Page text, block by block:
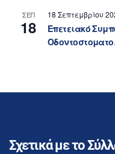
ΣΕΠ
18
18 Σεπτεμβρίου
Επετειακό
Σχετικά με το